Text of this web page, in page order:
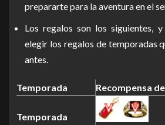
prepararte para la aventura en el
Los regalos son los siguientes,
elegir los regalos de temporadas
antes.
Temporada Recompensa
Temporada